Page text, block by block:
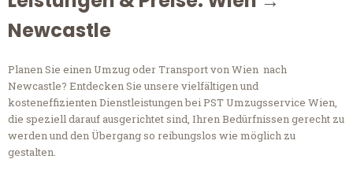
Newcastle
Planen Sie einen Umzug oder Transport von Wien nach
Newcastle? Entdecken Sie unsere vielfältigen und
kosteneffizienten Dienstleistungen bei PST Umzugsservice Wien,
die speziell darauf ausgerichtet sind, Ihren Bedürfnissen gerecht zu
werden und den Übergang so reibungslos wie möglich zu
gestalten.